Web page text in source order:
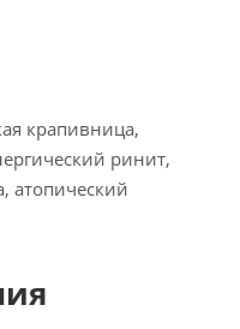
крапивница,
ринит,
атопический